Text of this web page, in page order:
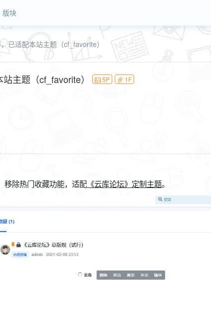
版块
已适配本站主题（cf_favorite）
主题（cf_favorite） 5P 1F
除热门收藏功能，适配 《云库论坛》定制主题。